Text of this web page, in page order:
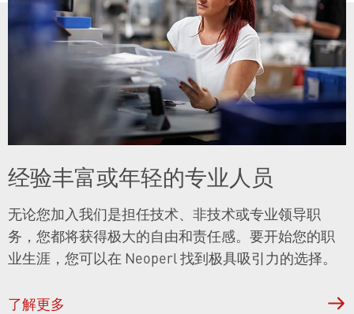
经验丰富或年轻的专业人员
无论您加入我们是担任技术、非技术或专业领导职
务，您都将获得极大的自由和责任感。要开始您的职
业生涯，您可以在 Neoperl 找到极具吸引力的选择。
了解更多